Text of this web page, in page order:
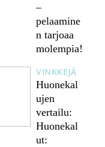
–
pelaamine
n tarjoaa
molempia!
VINKKEJÄ
Huonekal
ujen
vertailu:
Huonekal
ut: